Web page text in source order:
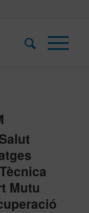
Mutu